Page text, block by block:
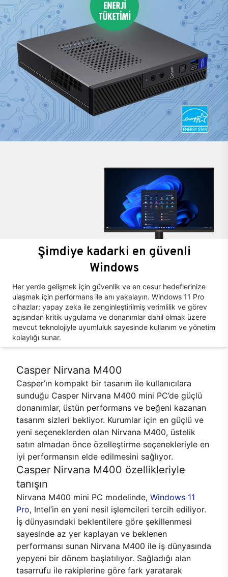
Şimdiye kadarki en güvenli
Windows
Her yerde gelişmek için güvenlik ve en cesur hedeflerinize
ulaşmak için performans ile anı yakalayın. Windows 11 Pro
cihazlar; yapay zeka ile zenginleştirilmiş verimlilik ve görev
açısından kritik uygulama ve donanımlar dahil olmak üzere
mevcut teknolojiyle uyumluluk sayesinde kullanım ve yönetim
kolaylığı sunar.
Casper Nirvana M400
Casper’ın kompakt bir tasarım ile kullanıcılara
sunduğu Casper Nirvana M400 mini PC’de güçlü
donanımlar, üstün performans ve beğeni kazanan
tasarım sizleri bekliyor. Kurumlar için en güçlü ve
yeni seçeneklerden olan Nirvana M400, üstelik
satın almadan önce özelleştirme seçenekleriyle en
iyi performansın elde edilmesini sağlıyor.
Casper Nirvana M400 özellikleriyle
tanışın
Nirvana M400 mini PC modelinde, Windows 11
Pro, Intel’in en yeni nesil işlemcileri tercih ediliyor.
İş dünyasındaki beklentilere göre şekillenmesi
sayesinde az yer kaplayan ve beklenen
performansı sunan Nirvana M400 ile iş dünyasında
yepyeni bir dönem başlatılıyor. Sağladığı alan
tasarrufu ile rakiplerine göre fark yaratarak